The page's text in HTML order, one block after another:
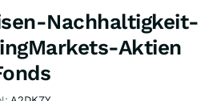
Nachhaltigkeit-
Aktien